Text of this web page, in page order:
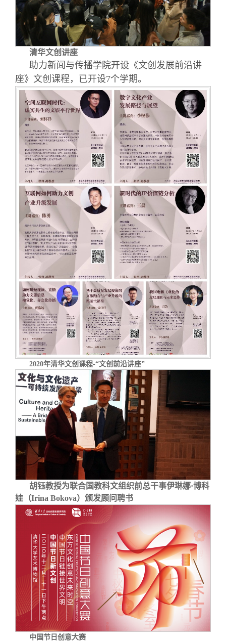
清华文创讲座
助力新闻与传播学院开设《文创发展前沿讲
座》文创课程，已开设7个学期。
2020年清华文创课程-“文创前沿讲座”
胡钰教授为联合国教科文组织前总干事伊琳娜·博科
娃（Irina Bokova）颁发顾问聘书
中国节日创意大赛